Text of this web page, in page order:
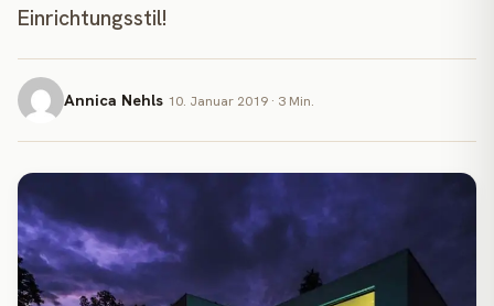
Einrichtungsstil!
Annica Nehls 10. Januar 2019 · 3 Min.